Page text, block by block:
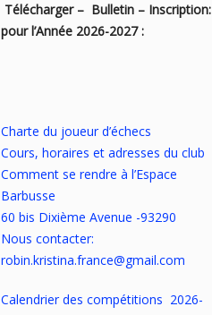
Télécharger – Bulletin – Inscription:
pour l’Année 2026-2027 :
Charte du joueur d’échecs
Cours, horaires et adresses du club
Comment se rendre à l’Espace
Barbusse
60 bis Dixième Avenue -93290
Nous contacter:
robin.kristina.france@gmail.com
Calendrier des compétitions 2026-